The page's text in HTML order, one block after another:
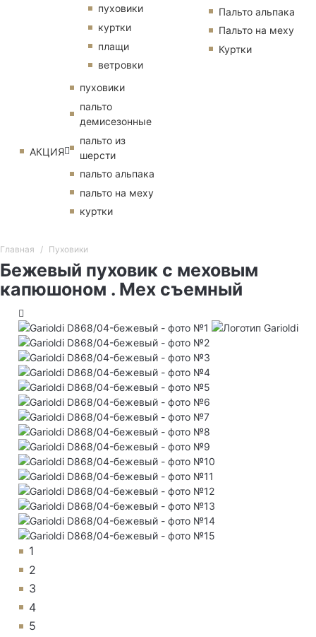
пуховики
куртки
плащи
ветровки
АКЦИЯ
пуховики
пальто
демисезонные
пальто из
шерсти
пальто альпака
пальто на меху
куртки
Пальто альпака
Пальто на меху
Куртки
Главная Пуховики
Бежевый пуховик с меховым
капюшоном . Мех съемный
1
2
3
4
5